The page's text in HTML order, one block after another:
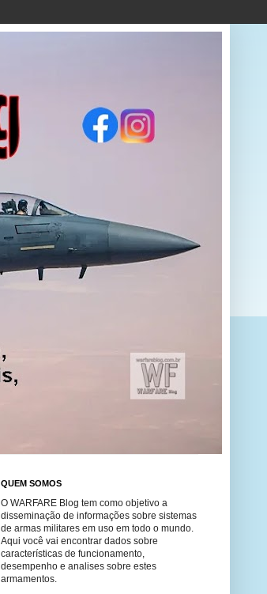
QUEM SOMOS
O WARFARE Blog tem como objetivo a
disseminação de informações sobre sistemas
de armas militares em uso em todo o mundo.
Aqui você vai encontrar dados sobre
características de funcionamento,
desempenho e analises sobre estes
armamentos.